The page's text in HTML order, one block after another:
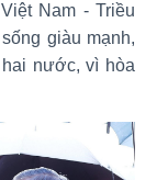
Nam - Triều
giàu mạnh,
nước, vì hòa